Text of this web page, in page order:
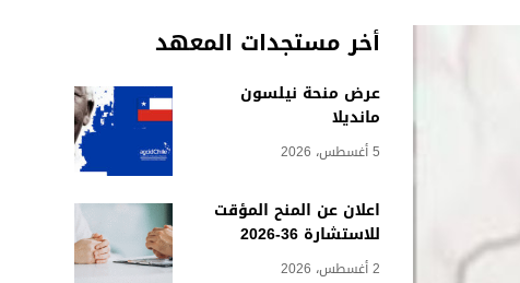
أخر مستجدات المعهد
عرض منحة نيلسون
مانديلا
5 أغسطس، 2026
اعلان عن المنح المؤقت
للاستشارة 36-2026
2 أغسطس، 2026